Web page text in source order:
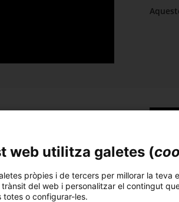
que han fet possible el
vocació de servei públic.
per il·lustrar l’ahir,
web utilitza galetes (
pròpies i de tercers per millorar la teva
del web i personalitzar el contingut
totes o configurar-les.